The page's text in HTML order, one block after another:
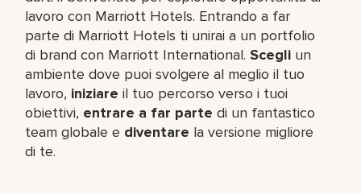
lavoro con Marriott Hotels. Entrando a far
parte di Marriott Hotels ti unirai a un portfolio
di brand con Marriott International.Scegli un
ambiente dove puoi svolgere al meglio il tuo
lavoro,​ iniziare il tuo percorso verso i tuoi
obiettivi, entrare a far parte di un fantastico
team​ globale e diventare la versione migliore
di te.